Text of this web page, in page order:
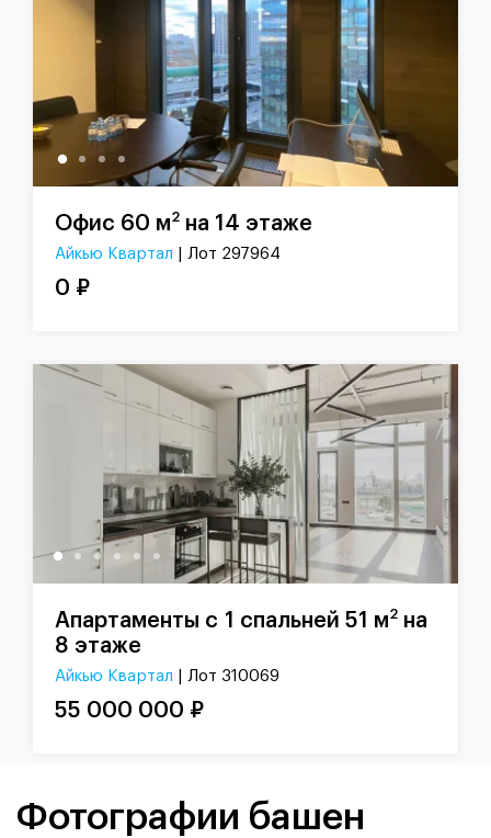
Офис 60 м2 на 14 этаже
Айкью Квартал | Лот 297964
0 ₽
Апартаменты с 1 спальней 51 м2 на
8 этаже
Айкью Квартал | Лот 310069
55 000 000 ₽
Фотографии башен